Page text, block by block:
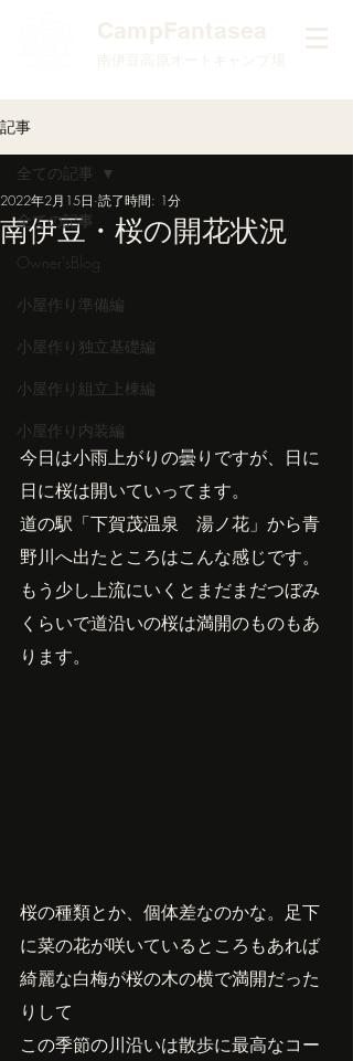
​CampFantasea
南伊豆高原オートキャンプ場
記事
全ての記事
Owner'sBlog
小屋作り準備編
小屋作り独立基礎編
小屋作り組立上棟編
小屋作り内装編
全ての記事
南伊豆・桜の開花状況
2022年2月15日 読了時間: 1分
今日は小雨上がりの曇りですが、日に
日に桜は開いていってます。
道の駅「下賀茂温泉　湯ノ花」から青
野川へ出たところはこんな感じです。
もう少し上流にいくとまだまだつぼみ
くらいで道沿いの桜は満開のものもあ
ります。
桜の種類とか、個体差なのかな。足下
に菜の花が咲いているところもあれば
綺麗な白梅が桜の木の横で満開だった
りして
この季節の川沿いは散歩に最高なコー